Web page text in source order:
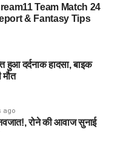
Team Match 24
& Fantasy Tips
दर्दनाक हादसा, बाइक
ago
रोने की आवाज सुनाई